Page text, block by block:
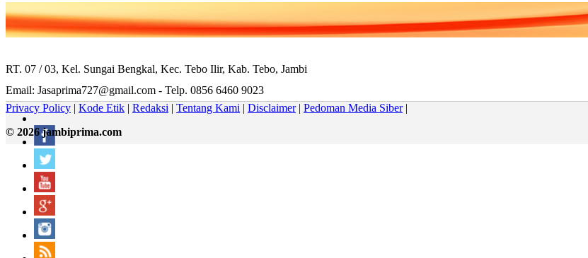
RT. 07 / 03, Kel. Sungai Bengkal, Kec. Tebo Ilir, Kab. Tebo, Jambi
Email: Jasaprima727@gmail.com - Telp. 0856 6460 9023
Privacy Policy | Kode Etik | Redaksi | Tentang Kami | Disclaimer| Pedoman Media Siber|
© 2026 jambiprima.com